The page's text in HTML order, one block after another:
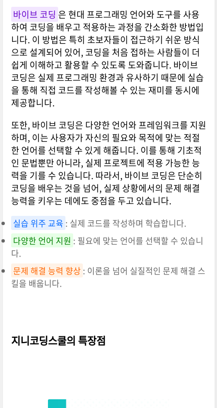
바이브 코딩 은 현대 프로그래밍 언어와 도구를 사용
하여 코딩을 배우고 적용하는 과정을 간소화한 방법입
니다. 이 방법은 특히 초보자들이 접근하기 쉬운 방식
으로 설계되어 있어, 코딩을 처음 접하는 사람들이 더
쉽게 이해하고 활용할 수 있도록 도와줍니다. 바이브
코딩은 실제 프로그래밍 환경과 유사하기 때문에 실습
을 통해 직접 코드를 작성해볼 수 있는 재미를 동시에
제공합니다.
또한, 바이브 코딩은 다양한 언어와 프레임워크를 지원
하며, 이는 사용자가 자신의 필요와 목적에 맞는 적절
한 언어를 선택할 수 있게 해줍니다. 이를 통해 기초적
인 문법뿐만 아니라, 실제 프로젝트에 적용 가능한 능
력을 기를 수 있습니다. 따라서, 바이브 코딩은 단순히
코딩을 배우는 것을 넘어, 실제 상황에서의 문제 해결
능력을 키우는 데에도 중점을 두고 있습니다.
실습 위주 교육 : 실제 코드를 작성하며 학습합니다.
다양한 언어 지원 : 필요에 맞는 언어를 선택할 수 있습니
다.
문제 해결 능력 향상 : 이론을 넘어 실질적인 문제 해결 스
킬을 배웁니다.
지니코딩스쿨의 특장점